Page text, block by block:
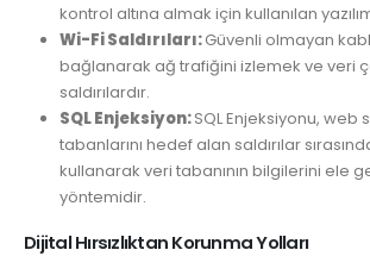
kontrol altına almak için kullanılan
Wi-Fi Saldırıları:Güvenli olmayan
bağlanarak ağ trafiğini izlemek ve veri
saldırılardır.
SQL Enjeksiyon:SQL Enjeksiyonu, web
tabanlarını hedef alan saldırılar
kullanarak veri tabanının bilgilerini ele
yöntemidir.
Dijital Hırsızlıktan Korunma Yolları